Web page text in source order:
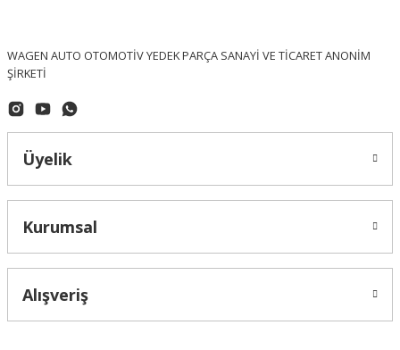
WAGEN AUTO OTOMOTİV YEDEK PARÇA SANAYİ VE TİCARET ANONİM
ŞİRKETİ
Üyelik
Kurumsal
Alışveriş